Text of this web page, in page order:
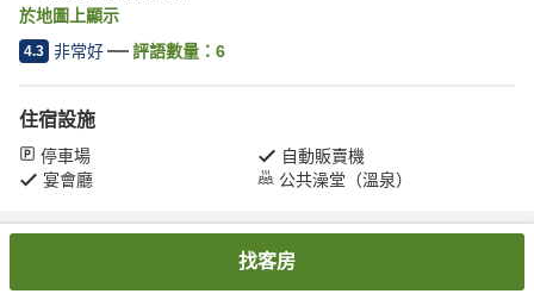
於地圖上顯示
4.3 非常好 評語數量： 6
住宿設施
停車場
自動販賣機
宴會廳
公共澡堂（溫泉）
找客房